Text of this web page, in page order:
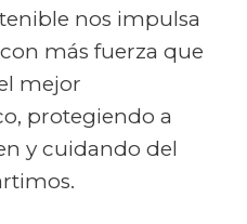
nos impulsa
más fuerza que
mejor
protegiendo a
y cuidando del